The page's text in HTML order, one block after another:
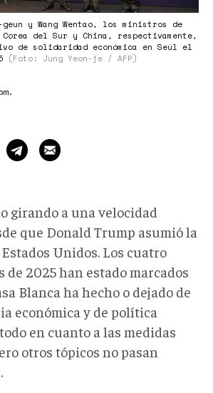
y Wang Wentao, los ministros de
Corea del Sur y China, respectivamente,
de solidaridad económica en Seúl el
(Foto: Jung Yeon-je / AFP)
.
girando a una velocidad
que Donald Trump asumió la
Unidos. Los cuatro
de 2025 han estado marcados
Blanca ha hecho o dejado de
económica y de política
en cuanto a las medidas
otros tópicos no pasan